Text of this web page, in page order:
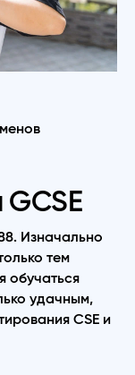
GCSE
Изначально
тем
обучаться
удачным,
CSE и